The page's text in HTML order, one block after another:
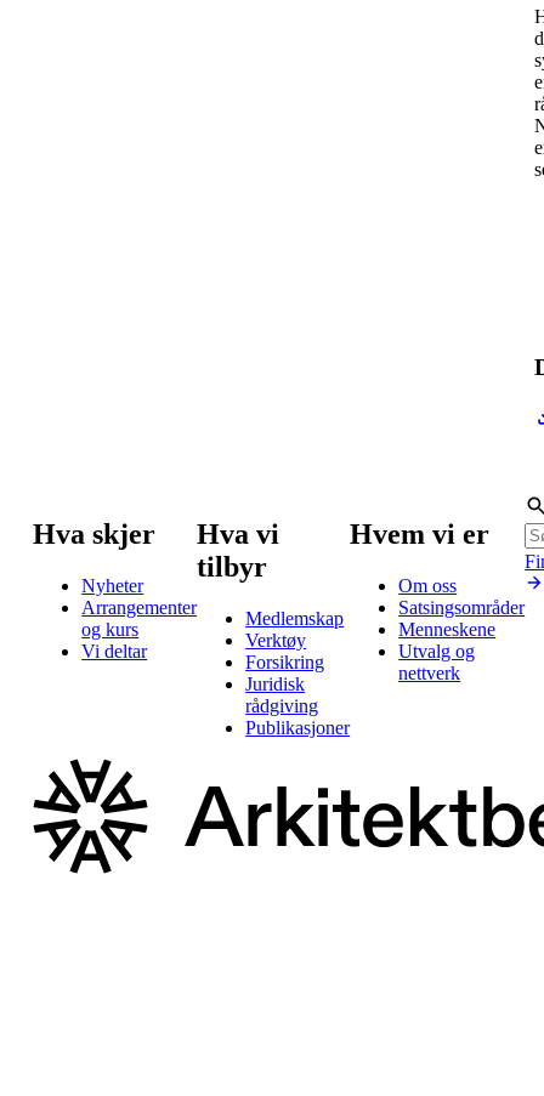
Hva skjer
Nyheter
Arrangementer
og kurs
Vi deltar
Hva vi
tilbyr
Medlemskap
Verktøy
Forsikring
Juridisk
rådgiving
Publikasjoner
Hvem vi er
Om oss
Satsingsområder
Menneskene
Utvalg og
nettverk